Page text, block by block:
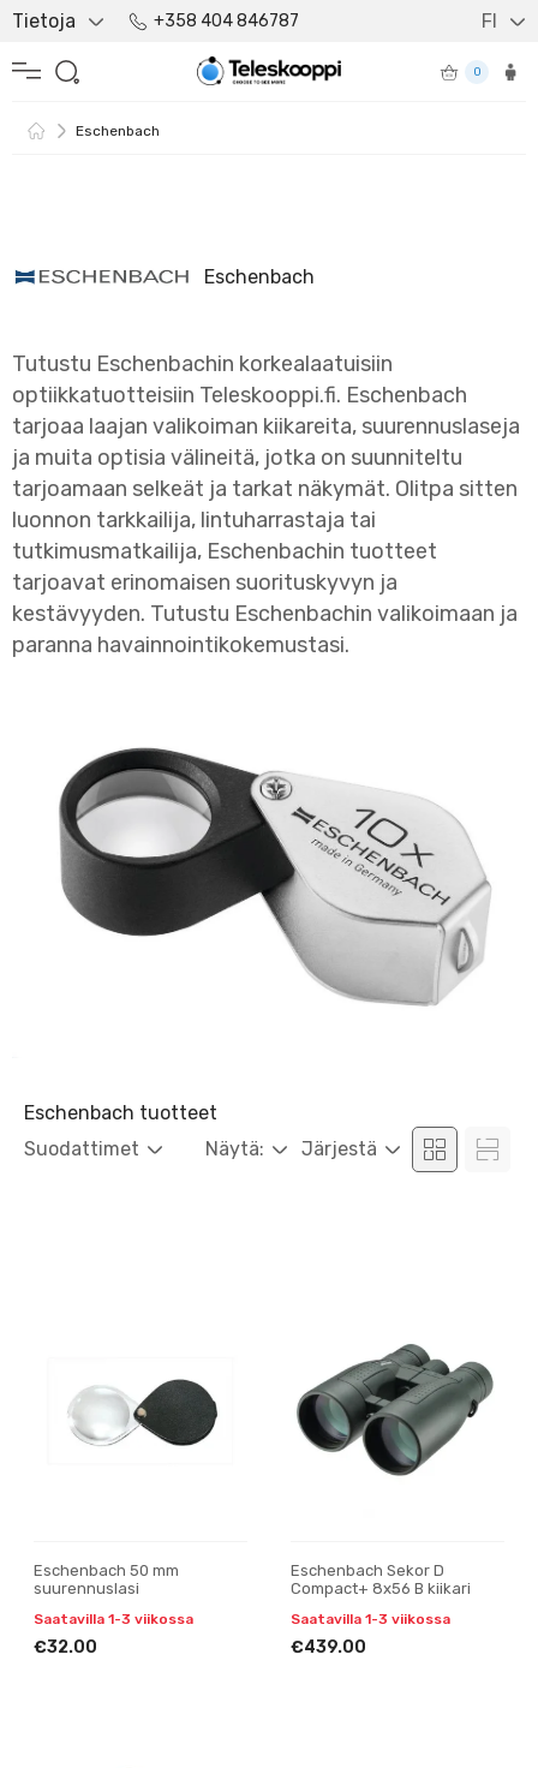
Tietoja +358 404 846787 FI
0
Eschenbach
Eschenbach
Tutustu Eschenbachin korkealaatuisiin
optiikkatuotteisiin Teleskooppi.fi. Eschenbach
tarjoaa laajan valikoiman kiikareita, suurennuslaseja
ja muita optisia välineitä, jotka on suunniteltu
tarjoamaan selkeät ja tarkat näkymät. Olitpa sitten
luonnon tarkkailija, lintuharrastaja tai
tutkimusmatkailija, Eschenbachin tuotteet
tarjoavat erinomaisen suorituskyvyn ja
kestävyyden. Tutustu Eschenbachin valikoimaan ja
paranna havainnointikokemustasi.
Eschenbach tuotteet
Suodattimet
Näytä: Järjestä
Eschenbach 50 mm
suurennuslasi
Saatavilla 1-3 viikossa
€32.00
Eschenbach Sekor D
Compact+ 8x56 B kiikari
Saatavilla 1-3 viikossa
€439.00